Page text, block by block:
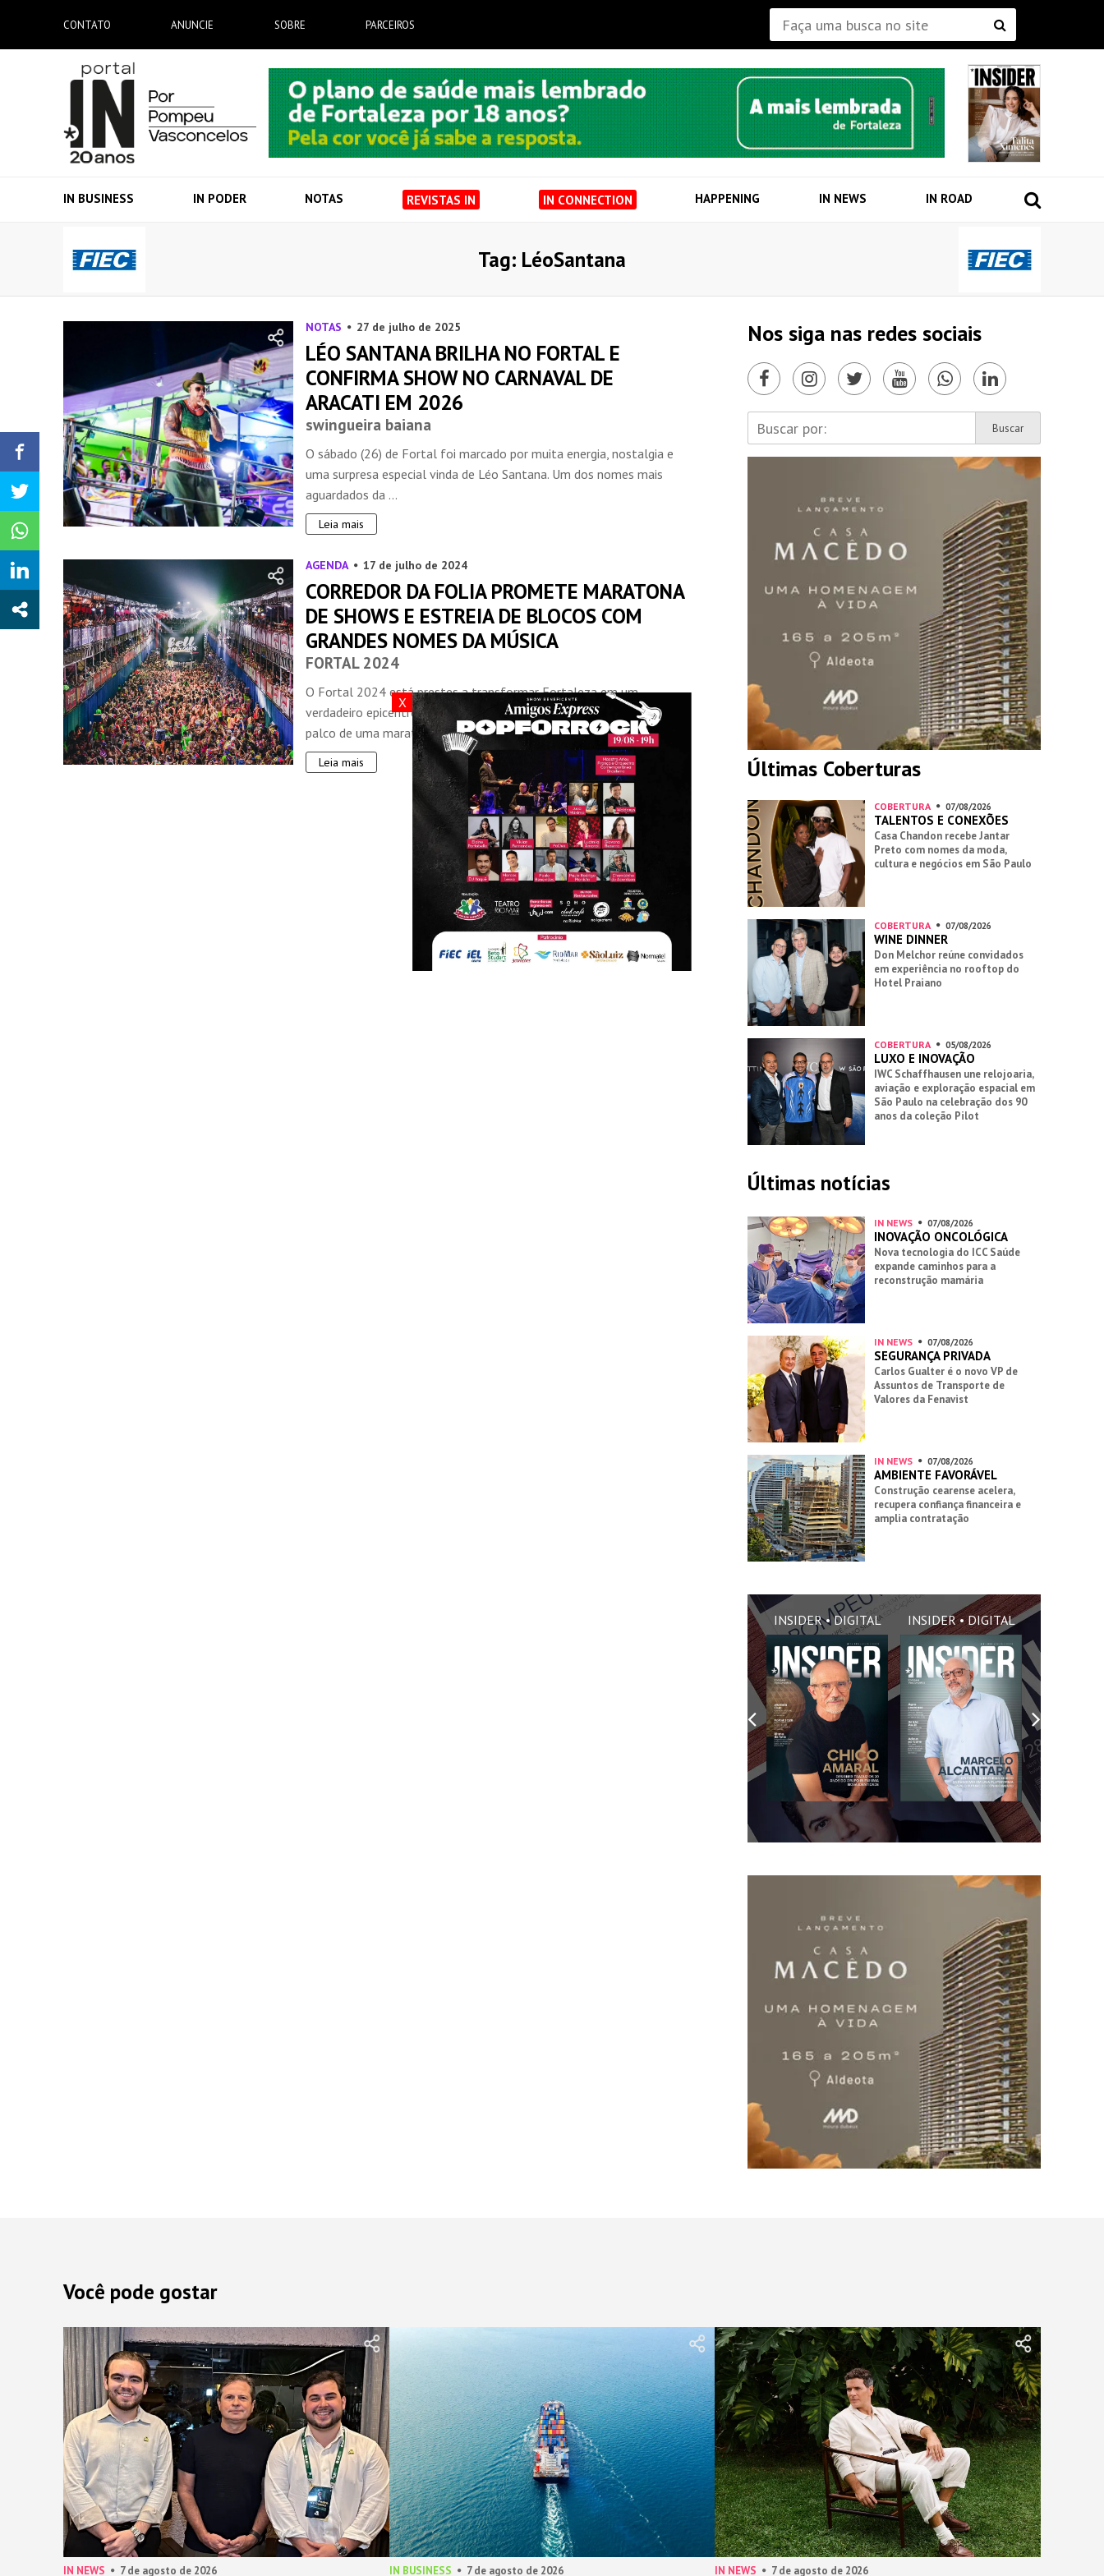
CONTATO ANUNCIE SOBRE PARCEIROS
IN BUSINESS IN PODER NOTAS REVISTAS IN IN CONNECTION HAPPENING IN NEWS IN ROAD
Tag: LéoSantana
NOTAS 27 de julho de 2025
LÉO SANTANA BRILHA NO FORTAL E
CONFIRMA SHOW NO CARNAVAL DE
ARACATI EM 2026
swingueira baiana
O sábado (26) de Fortal foi marcado por muita energia, nostalgia e
uma surpresa especial vinda de Léo Santana. Um dos nomes mais
aguardados da ...
Leia mais
AGENDA 17 de julho de 2024
CORREDOR DA FOLIA PROMETE MARATONA
DE SHOWS E ESTREIA DE BLOCOS COM
GRANDES NOMES DA MÚSICA
FORTAL 2024
O Fortal 2024 está prestes a transformar Fortaleza em um
verdadeiro epicentro de alegria e música. O Corredor da Folia será
palco de uma maratona de ...
Leia mais
Nos siga nas redes sociais
Últimas Coberturas
COBERTURA 07/08/2026
TALENTOS E CONEXÕES
Casa Chandon recebe Jantar
Preto com nomes da moda,
cultura e negócios em São Paulo
COBERTURA 07/08/2026
WINE DINNER
Don Melchor reúne convidados
em experiência no rooftop do
Hotel Praiano
COBERTURA 05/08/2026
LUXO E INOVAÇÃO
IWC Schaffhausen une relojoaria,
aviação e exploração espacial em
São Paulo na celebração dos 90
anos da coleção Pilot
Últimas notícias
IN NEWS 07/08/2026
INOVAÇÃO ONCOLÓGICA
Nova tecnologia do ICC Saúde
expande caminhos para a
reconstrução mamária
IN NEWS 07/08/2026
SEGURANÇA PRIVADA
Carlos Gualter é o novo VP de
Assuntos de Transporte de
Valores da Fenavist
IN NEWS 07/08/2026
AMBIENTE FAVORÁVEL
Construção cearense acelera,
recupera confiança financeira e
amplia contratação
INSIDER • DIGITAL INSIDER • DIGITAL
Você pode gostar
IN NEWS 7 de agosto de 2026 IN BUSINESS 7 de agosto de 2026 IN NEWS 7 de agosto de 2026
X